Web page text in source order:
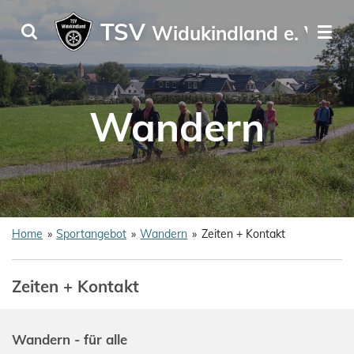
Hauptinhalt
TSV Widukindland e. V.
Wandern
Home » Sportangebot » Wandern » Zeiten + Kontakt
Zeiten + Kontakt
Wandern - für alle